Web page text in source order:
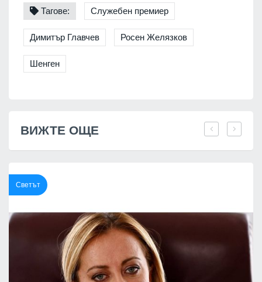
Тагове: Служебен премиер
Димитър Главчев Росен Желязков
Шенген
ВИЖТЕ ОЩЕ
Светът